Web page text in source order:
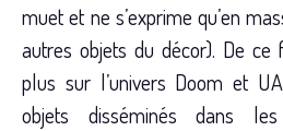
muet et ne s’exprime qu’en
autres objets du décor). De ce
plus sur l’univers Doom et
objets disséminés dans